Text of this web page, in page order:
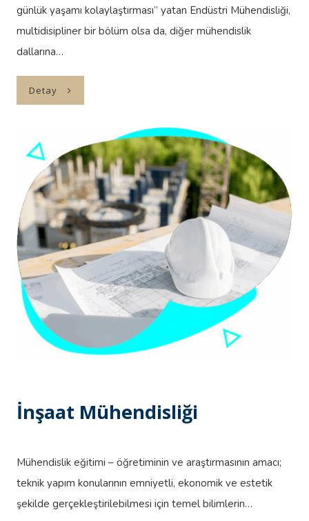
günlük yaşamı kolaylaştırması” yatan Endüstri Mühendisliği,
multidisipliner bir bölüm olsa da, diğer mühendislik
dallarına…
Detay
İnşaat Mühendisliği
Mühendislik eğitimi – öğretiminin ve araştırmasının amacı;
teknik yapım konularının emniyetli, ekonomik ve estetik
şekilde gerçekleştirilebilmesi için temel bilimlerin…